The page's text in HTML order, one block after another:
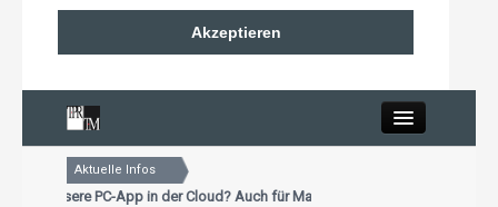
Akzeptieren
Home
Aktuelle Infos
unsere PC-App in der Cloud? Auch für Mac und Tablet